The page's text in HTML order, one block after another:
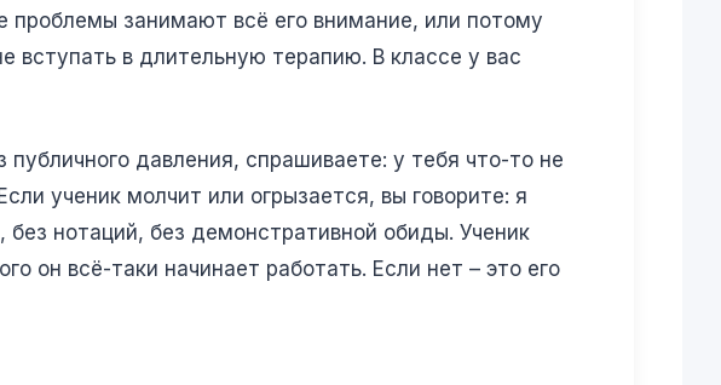
проблемы занимают всё его внимание, или потому
вступать в длительную терапию. В классе у вас
давления, спрашиваете: у тебя что-то не
ученик молчит или огрызается, вы говорите: я
нотаций, без демонстративной обиды. Ученик
он всё-таки начинает работать. Если нет – это его